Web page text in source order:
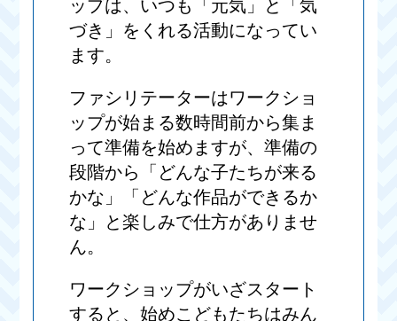
ップは、いつも「元気」と「気
づき」をくれる活動になってい
ます。
ファシリテーターはワークショ
ップが始まる数時間前から集ま
って準備を始めますが、準備の
段階から「どんな子たちが来る
かな」「どんな作品ができるか
な」と楽しみで仕方がありませ
ん。
ワークショップがいざスタート
すると、始めこどもたちはみん